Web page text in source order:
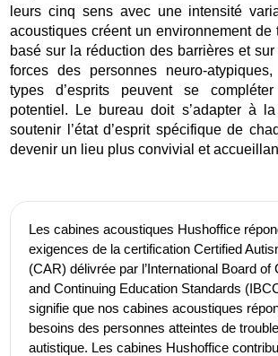
leurs cinq sens avec une intensité
acoustiques créent un environnement de
basé sur la réduction des barrières et
forces des personnes neuro-
types d’esprits peuvent se
potentiel. Le bureau doit s’adapter à
soutenir l’état d’esprit spécifique de
devenir un lieu plus convivial et
Les cabines acoustiques Hushoffice
exigences de la certification Certified
(CAR) délivrée par l’International Board of
and Continuing Education Standards
signifie que nos cabines acoustiques
besoins des personnes atteintes de
autistique. Les cabines Hushoffice